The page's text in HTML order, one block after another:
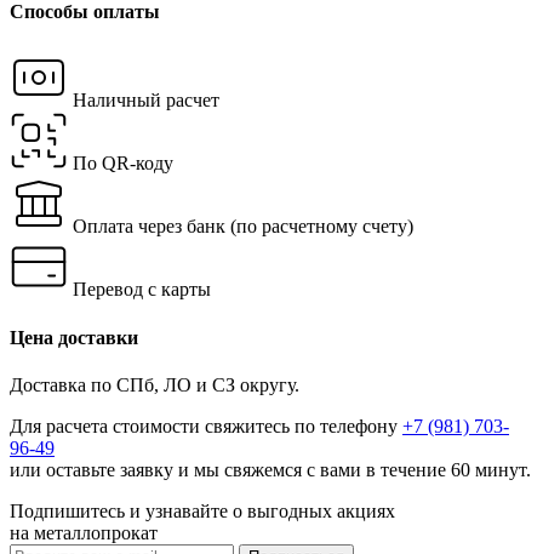
Способы оплаты
Наличный расчет
По QR-коду
Оплата через банк (по расчетному счету)
Перевод с карты
Цена доставки
Доставка по СПб, ЛО и СЗ округу.
Для расчета стоимости свяжитесь по телефону +7 (981) 703-
96-49
или оставьте заявку и мы свяжемся с вами в течение 60 минут.
Подпишитесь и узнавайте о выгодных акциях
на металлопрокат